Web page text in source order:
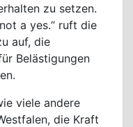
zu setzen.
a yes.“ ruft die
auf, die
Belästigungen
viele andere
die Kraft